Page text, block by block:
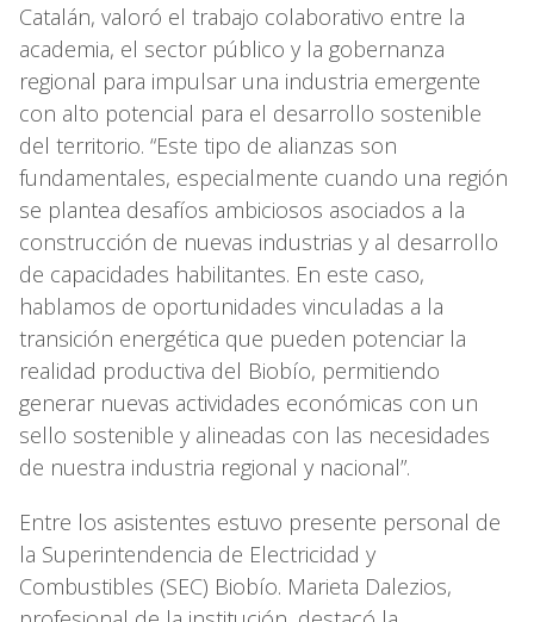
Catalán, valoró el trabajo colaborativo entre la
academia, el sector público y la gobernanza
regional para impulsar una industria emergente
con alto potencial para el desarrollo sostenible
del territorio. “Este tipo de alianzas son
fundamentales, especialmente cuando una región
se plantea desafíos ambiciosos asociados a la
construcción de nuevas industrias y al desarrollo
de capacidades habilitantes. En este caso,
hablamos de oportunidades vinculadas a la
transición energética que pueden potenciar la
realidad productiva del Biobío, permitiendo
generar nuevas actividades económicas con un
sello sostenible y alineadas con las necesidades
de nuestra industria regional y nacional”.
Entre los asistentes estuvo presente personal de
la Superintendencia de Electricidad y
Combustibles (SEC) Biobío. Marieta Dalezios,